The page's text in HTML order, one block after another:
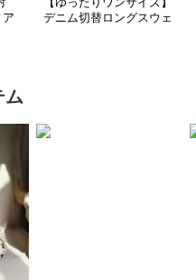
デニム切替ロングスウェ
ム